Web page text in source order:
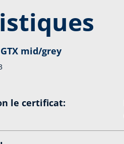
mid/grey
le certificat: